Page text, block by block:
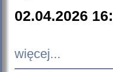
02.04.2026
więcej...